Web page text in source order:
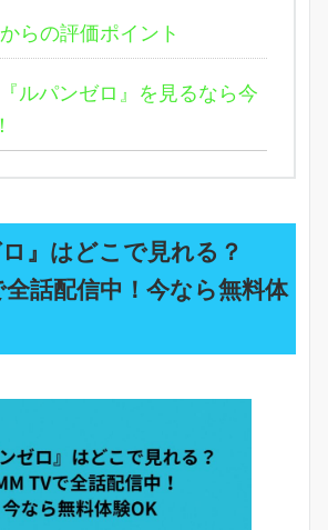
らの評価ポイント
ルパンゼロ』を見るなら今
ロ』はどこで見れる？
話配信中！今なら無料体